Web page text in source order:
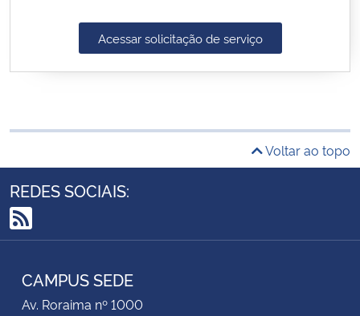
Secretaria de Governo
Planalto
Acessar solicitação de serviço
Voltar ao topo
REDES SOCIAIS:
RSS
CAMPUS SEDE
Av. Roraima nº 1000